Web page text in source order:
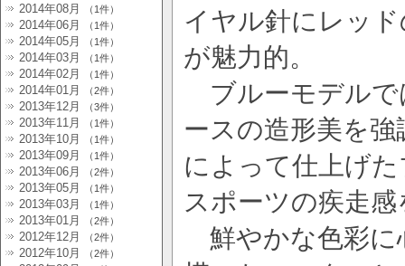
イヤル針にレッ
が魅力的。
ブルーモデルで
ースの造形美を
によって仕上げ
スポーツの疾走感
鮮やかな色彩に
2014年08月 （1件）
2014年06月 （1件）
2014年05月 （1件）
2014年03月 （1件）
2014年02月 （1件）
2014年01月 （2件）
2013年12月 （3件）
2013年11月 （1件）
2013年10月 （1件）
2013年09月 （1件）
2013年06月 （2件）
2013年05月 （1件）
2013年03月 （1件）
2013年01月 （2件）
2012年12月 （2件）
2012年10月 （2件）